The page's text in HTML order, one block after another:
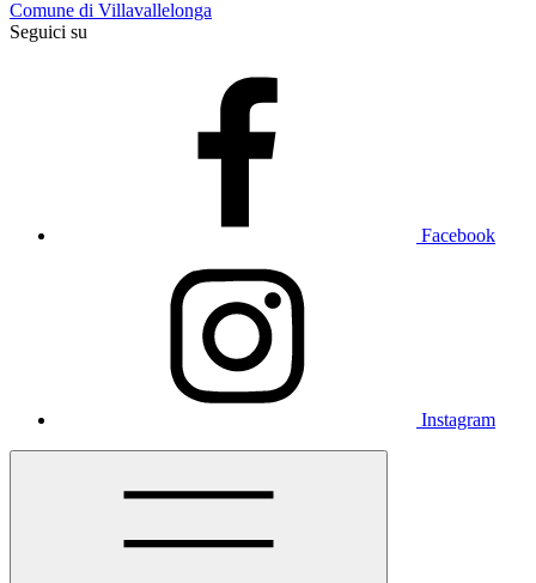
Comune di Villavallelonga
Seguici su
Facebook
Instagram